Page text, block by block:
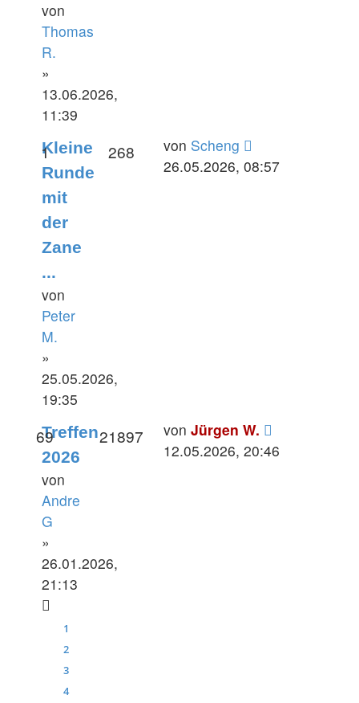
von
Thomas
R.
»
13.06.2026,
11:39
Kleine
Runde
mit
der
Zane
...
von
Peter
M.
»
25.05.2026,
19:35
1Antworten268ZugriffeLetzter
Beitrag
von Scheng
26.05.2026, 08:57
Treffen
2026
von
Andre
G
»
26.01.2026,
21:13
1
2
3
4
69Antworten21897Zugriffe
Letzter
Beitrag
von Jürgen W.
12.05.2026, 20:46